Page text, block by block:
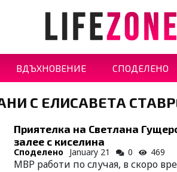
ВДЪХНОВЕНИЕ СПОДЕЛЕНО
С ЕЛИСАВЕТА
Приятелка на Светлана
залее с киселина
Споделено January 21 0 469
МВР работи по случая, в скоро